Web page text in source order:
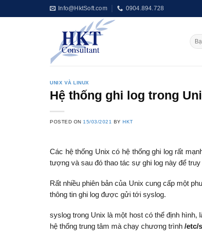
to
Info@HktSoft.com 0904.894.728
UNIX VÀ LINUX
Hệ thống ghi log trong
POSTED ON 15/03/2021 BYHKT
Các hệ thống Unix có hệ thống ghi log rất
tượng và sau đó thao tác sự ghi log này để
Rất nhiều phiên bản của Unix cung cấp một
thông tin ghi log được gửi tới syslog.
syslog trong Unix là một host có thể định hình,
hệ thống trung tâm mà chạy chương trình /etc/